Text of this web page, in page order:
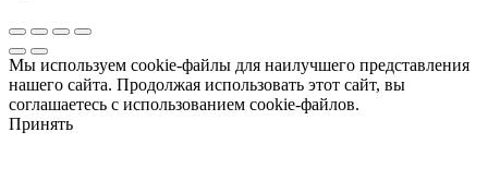
Мы используем cookie-файлы для наилучшего представления
нашего сайта. Продолжая использовать этот сайт, вы
соглашаетесь с использованием cookie-файлов.
Принять